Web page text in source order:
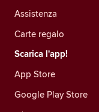
Assistenza
Carte regalo
Scarica l'app!
App Store
Google Play Store